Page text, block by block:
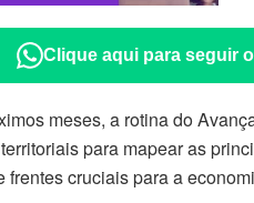
Clique aqui para seguir
meses, a rotina do
para mapear as
frentes cruciais para a